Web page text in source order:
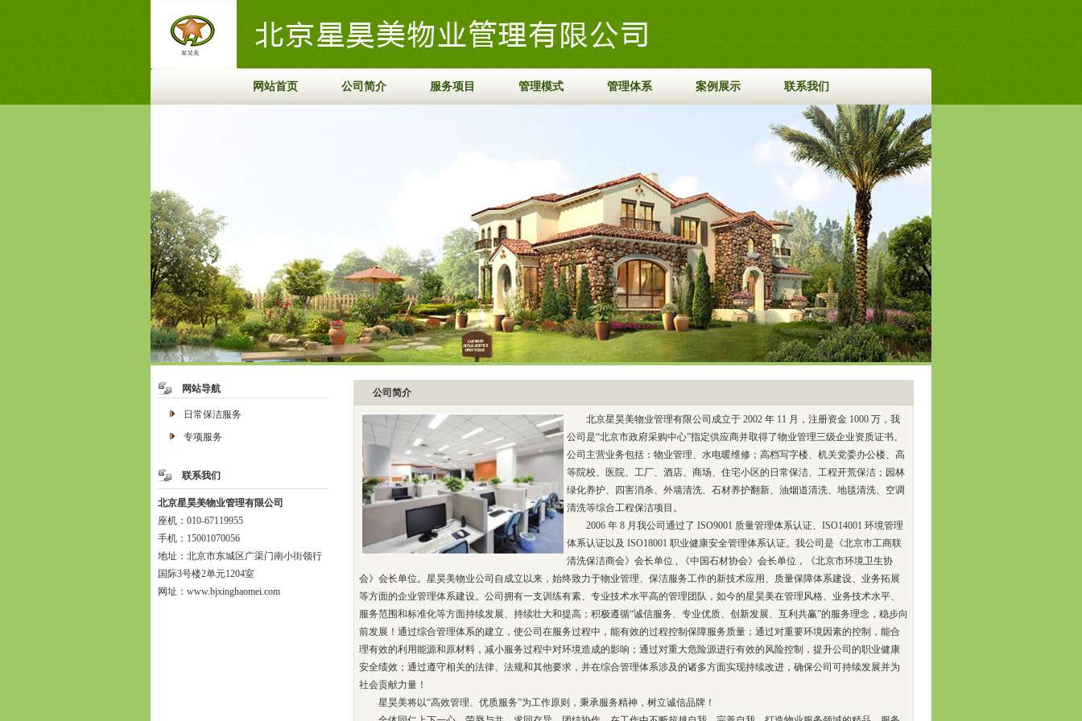
网站首页 公司简介 服务项目 管理模式 管理体系 案例展示 联系我们
网站导航
日常保洁服务
专项服务
联系我们
北京星昊美物业管理有限公司
座机：010-67119955
手机：15001070056
地址：北京市东城区广渠门南小街领行
国际3号楼2单元1204室
网址：www.bjxinghaomei.com
公司简介
北京星昊美物业管理有限公司成立于 2002 年 11 月，注册资金 1000 万，我
公司是“北京市政府采购中心”指定供应商并取得了物业管理三级企业资质证书。
公司主营业务包括：物业管理、水电暖维修；高档写字楼、机关党委办公楼、高
等院校、医院、工厂、酒店、商场、住宅小区的日常保洁、工程开荒保洁；园林
绿化养护、四害消杀、外墙清洗、石材养护翻新、油烟道清洗、地毯清洗、空调
清洗等综合工程保洁项目。
2006 年 8 月我公司通过了 ISO9001 质量管理体系认证、ISO14001 环境管理
体系认证以及 ISO18001 职业健康安全管理体系认证。我公司是《北京市工商联
清洗保洁商会》会长单位 , 《中国石材协会》会长单位，《北京市环境卫生协
会》会长单位。星昊美物业公司自成立以来，始终致力于物业管理、保洁服务工作的新技术应用、质量保障体系建设、业务拓展
等方面的企业管理体系建设。公司拥有一支训练有素、专业技术水平高的管理团队，如今的星昊美在管理风格、业务技术水平、
服务范围和标准化等方面持续发展、持续壮大和提高；积极遵循“诚信服务、专业优质、创新发展、互利共赢”的服务理念，稳步向
前发展！通过综合管理体系的建立，使公司在服务过程中，能有效的过程控制保障服务质量；通过对重要环境因素的控制，能合
理有效的利用能源和原材料，减小服务过程中对环境造成的影响；通过对重大危险源进行有效的风险控制，提升公司的职业健康
安全绩效；通过遵守相关的法律、法规和其他要求，并在综合管理体系涉及的诸多方面实现持续改进，确保公司可持续发展并为
社会贡献力量！
星昊美将以“高效管理、优质服务”为工作原则，秉承服务精神，树立诚信品牌！